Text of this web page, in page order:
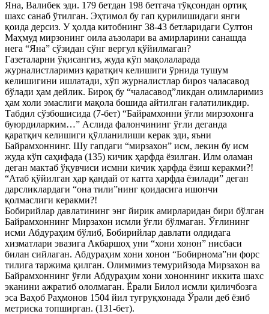
Яна, Валибек эди. 179 бетдан 198 бетгача тўқсондан ортиқ
шахс санаб ўтилган. Эҳтимол бу гап қурилишидаги янги
қоида дерсиз. У ҳолда китобнинг 38-43 бетларидаги Султон
Маҳмуд мирзонинг оила аъзолари ва амирларини санашда
нега “Яна” сўзидан сўнг вергул қўйилмаган?
Газеталарни ўқисангиз, жуда кўп мақолаларада
журналистларимиз қаратқич келишиги ўрнида тушум
келишигини ишлатади, хўп журналистлар бироз чаласавод
бўлади ҳам дейлик. Бироқ бу “чаласавод”ликдан олимларимиз
ҳам холи эмаслиги мақола бошида айтилган ғалатиликдир.
Табдил сўзбошисида (7-бет) “Байрамхонни ўғли мирзохонға
буюрдиларким…” Аслида фалончининг ўғли деганда
қаратқич келишиги қўлланилиши керак эди, яъни
Байрамхоннинг. Шу гапдаги “мирзахон” исм, лекин бу исм
жуда кўп саҳифада (135) кичик ҳарфда ёзилган. Илм оламан
деган мактаб ўқувчиси исмни кичик ҳарфда ёзиш керакми?!
“Атаб қўйилган ҳар қандай от катта ҳарфда ёзилади” деган
дарсликлардаги “она тили”нинг қоидасига ишончи
қолмаслиги керакми?!
Бобирийлар давлатининг энг йирик амирларидан бири бўлган
Байрамхоннинг Мирзахон исмли ўғли бўлмаган. Ўғлининг
исми Абдураҳим бўлиб, Бобирийлар давлати олдидага
хизматлари эвазига Акбаршоҳ уни “хони хонон” нисбаси
билан сийлаган. Абдураҳим хони хонон “Бобирнома”ни форс
тилига таржима қилган. Олимимиз темурийзода Мирзахон ва
Байрамхоннинг ўғли Абдураҳим хони хононнинг иккита шахс
эканини ажратиб ололмаган. Ёрали Билол исмли қиличбозга
эса Ваҳоб Раҳмонов 1504 йил туғруқхонада Ўрали деб ёзиб
метриска топширган. (131-бет).